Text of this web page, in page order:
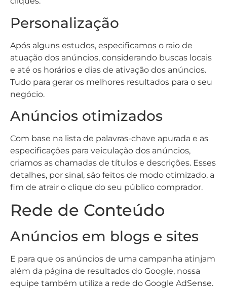
Personalização
Após alguns estudos, especificamos o raio de
atuação dos anúncios, considerando buscas locais
e até os horários e dias de ativação dos anúncios.
Tudo para gerar os melhores resultados para o seu
negócio.
Anúncios otimizados
Com base na lista de palavras-chave apurada e as
especificações para veiculação dos anúncios,
criamos as chamadas de títulos e descrições. Esses
detalhes, por sinal, são feitos de modo otimizado, a
fim de atrair o clique do seu público comprador.
Rede de Conteúdo
Anúncios em blogs e sites
E para que os anúncios de uma campanha atinjam
além da página de resultados do Google, nossa
equipe também utiliza a rede do Google AdSense.